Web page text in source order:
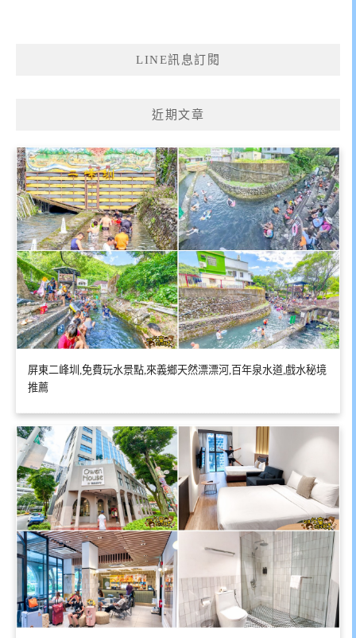
LINE訊息訂閱
近期文章
屏東二峰圳,免費玩水景點,來義鄉天然漂漂河,百年泉水道,戲水秘境
推薦